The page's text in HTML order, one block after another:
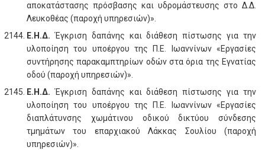
αποκατάστασης πρόσβασης και υδρομάστευσης στο Δ.Δ.
Λευκοθέας (παροχή υπηρεσιών)».
Ε.Η.Δ.Έγκριση δαπάνης και διάθεση πίστωσης για την
υλοποίηση του υποέργου της Π.Ε. Ιωαννίνων «Εργασίες
συντήρησης παρακαμπτηρίων οδών στα όρια της Εγνατίας
οδού (παροχή υπηρεσιών)».
Ε.Η.Δ.Έγκριση δαπάνης και διάθεση πίστωσης για την
υλοποίηση του υποέργου της Π.Ε. Ιωαννίνων «Εργασίες
διαπλάτυνσης χωμάτινου οδικού δικτύου σύνδεσης
τμημάτων του επαρχιακού Λάκκας Σουλίου (παροχή
υπηρεσιών)».